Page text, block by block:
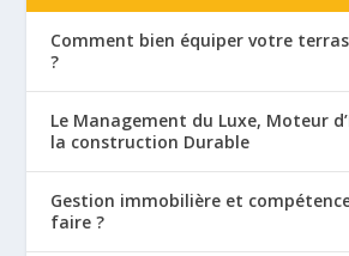
Comment bien équiper votre
?
Le Management du Luxe, Moteur
la construction Durable
Gestion immobilière et
faire ?